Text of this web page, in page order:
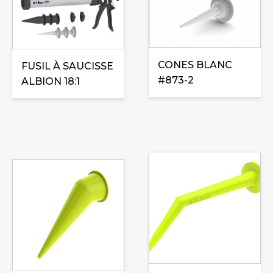
FUSIL À SAUCISSE
ALBION 18:1
CONES BLANC
#873-2